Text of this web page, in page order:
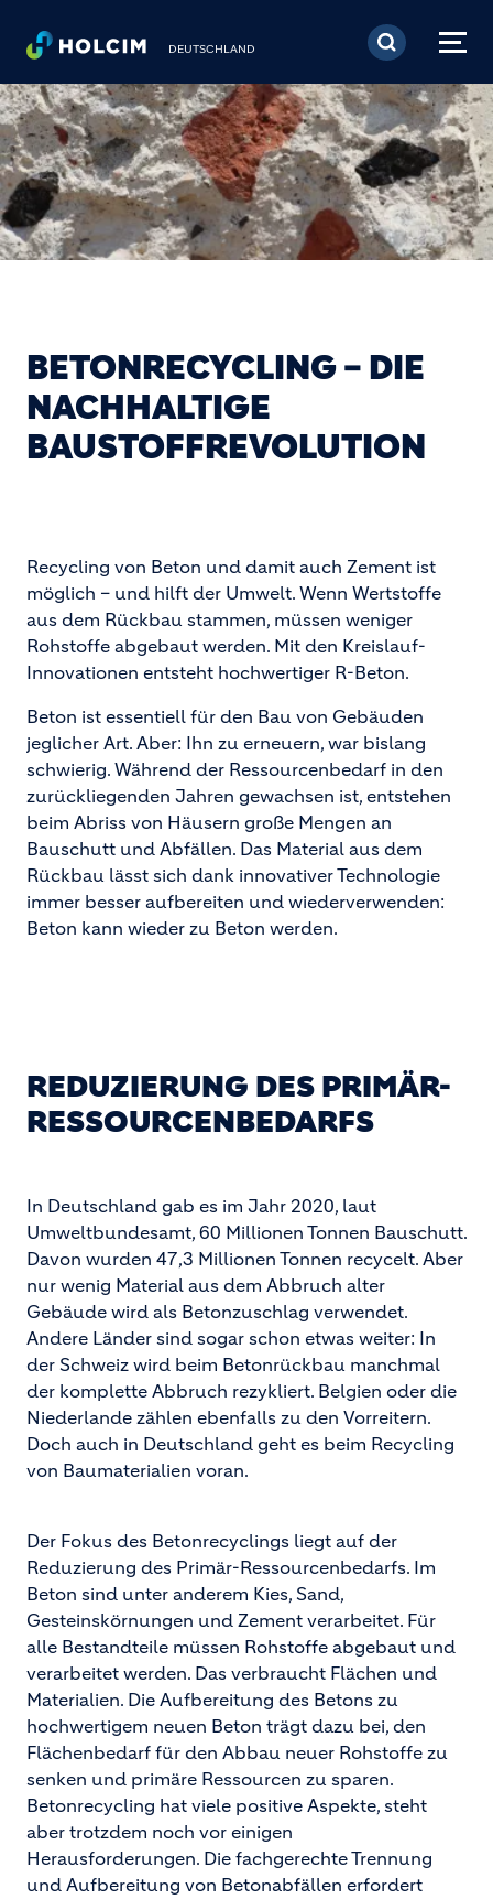
Direkt zum Inhalt
DEUTSCHLAND
BETONRECYCLING – DIE
NACHHALTIGE
BAUSTOFFREVOLUTION
Recycling von Beton und damit auch Zement ist
möglich – und hilft der Umwelt. Wenn Wertstoffe
aus dem Rückbau stammen, müssen weniger
Rohstoffe abgebaut werden. Mit den Kreislauf-
Innovationen entsteht hochwertiger R-Beton.
Beton ist essentiell für den Bau von Gebäuden
jeglicher Art. Aber: Ihn zu erneuern, war bislang
schwierig. Während der Ressourcenbedarf in den
zurückliegenden Jahren gewachsen ist, entstehen
beim Abriss von Häusern große Mengen an
Bauschutt und Abfällen. Das Material aus dem
Rückbau lässt sich dank innovativer Technologie
immer besser aufbereiten und wiederverwenden:
Beton kann wieder zu Beton werden.
REDUZIERUNG DES PRIMÄR-
RESSOURCENBEDARFS
In Deutschland gab es im Jahr 2020, laut
Umweltbundesamt, 60 Millionen Tonnen Bauschutt.
Davon wurden 47,3 Millionen Tonnen recycelt. Aber
nur wenig Material aus dem Abbruch alter
Gebäude wird als Betonzuschlag verwendet.
Andere Länder sind sogar schon etwas weiter: In
der Schweiz wird beim Betonrückbau manchmal
der komplette Abbruch rezykliert. Belgien oder die
Niederlande zählen ebenfalls zu den Vorreitern.
Doch auch in Deutschland geht es beim Recycling
von Baumaterialien voran.
Der Fokus des Betonrecyclings liegt auf der
Reduzierung des Primär-Ressourcenbedarfs. Im
Beton sind unter anderem Kies, Sand,
Gesteinskörnungen und Zement verarbeitet. Für
alle Bestandteile müssen Rohstoffe abgebaut und
verarbeitet werden. Das verbraucht Flächen und
Materialien. Die Aufbereitung des Betons zu
hochwertigem neuen Beton trägt dazu bei, den
Flächenbedarf für den Abbau neuer Rohstoffe zu
senken und primäre Ressourcen zu sparen.
Betonrecycling hat viele positive Aspekte, steht
aber trotzdem noch vor einigen
Herausforderungen. Die fachgerechte Trennung
und Aufbereitung von Betonabfällen erfordert